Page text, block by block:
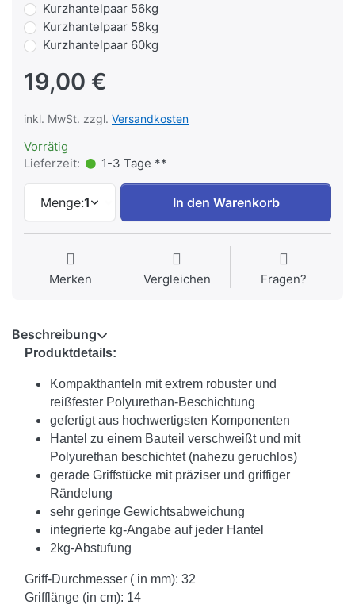
Kurzhantelpaar 56kg
Kurzhantelpaar 58kg
Kurzhantelpaar 60kg
19,00 €
inkl. MwSt. zzgl. Versandkosten
Vorrätig
Lieferzeit:
1-3 Tage **
Menge:1 In den Warenkorb
Merken Vergleichen Fragen?
Beschreibung
Produktdetails:
Kompakthanteln mit extrem robuster und
reißfester Polyurethan-Beschichtung
gefertigt aus hochwertigsten Komponenten
Hantel zu einem Bauteil verschweißt und mit
Polyurethan beschichtet (nahezu geruchlos)
gerade Griffstücke mit präziser und griffiger
Rändelung
sehr geringe Gewichtsabweichung
integrierte kg-Angabe auf jeder Hantel
2kg-Abstufung
Griff-Durchmesser ( in mm): 32
Grifflänge (in cm): 14